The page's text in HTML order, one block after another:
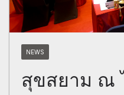
NEWS
สุขสยาม ณ